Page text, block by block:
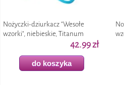
Nożyczki-dziurkacz "Wesołe
wzorki", niebieskie, Titanum
42.99 zł
do koszyka